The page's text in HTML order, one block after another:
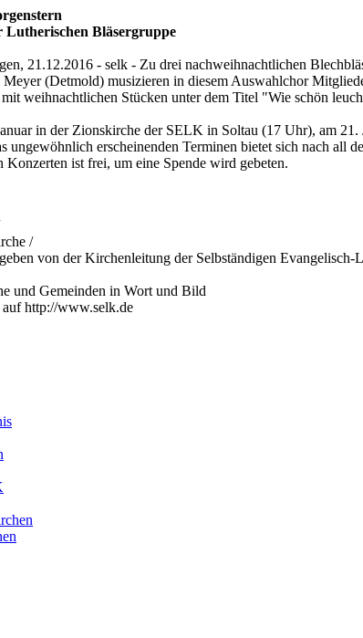
Bläsergruppe
21.12.2016 - selk - Zu drei nachweihnachtlichen
(Detmold) musizieren in diesem Auswahlchor
weihnachtlichen Stücken unter dem Titel "Wie schön
in der Zionskirche der SELK in Soltau (17 Uhr), am
ungewöhnlich erscheinenden Terminen bietet sich nach all
ist frei, um eine Spende wird gebeten.
/
von der Kirchenleitung der Selbständigen
und Gemeinden in Wort und Bild
http://www.selk.de